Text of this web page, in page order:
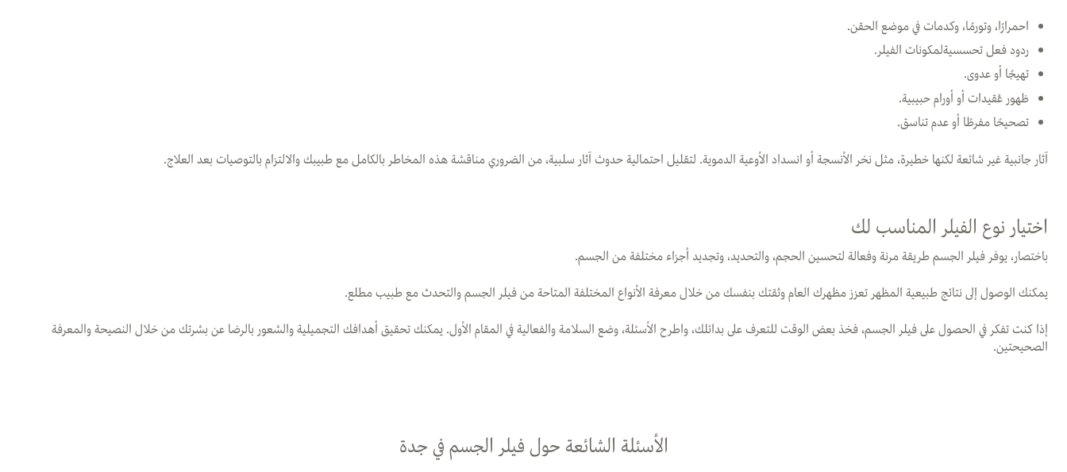
احمرارًا، وتورمًا، وكدمات في موضع الحقن.
ردود فعل تحسسيةلمكونات الفيلر.
تهيجًا أو عدوى.
ظهور عُقيدات أو أورام حبيبية.
تصحيحًا مفرطًا أو عدم تناسق.
آثار جانبية غير شائعة لكنها خطيرة، مثل نخر الأنسجة أو انسداد الأوعية الدموية. لتقليل احتمالية حدوث آثار سلبية، من الضروري مناقشة هذه المخاطر بالكامل مع طبيبك والالتزام بالتوصيات بعد العلاج.
اختيار نوع الفيلر المناسب لك
باختصار، يوفر فيلر الجسم طريقة مرنة وفعالة لتحسين الحجم، والتحديد، وتجديد أجزاء مختلفة من الجسم.
يمكنك الوصول إلى نتائج طبيعية المظهر تعزز مظهرك العام وثقتك بنفسك من خلال معرفة الأنواع المختلفة المتاحة من فيلر الجسم والتحدث مع طبيب مطلع.
إذا كنت تفكر في الحصول على فيلر الجسم، فخذ بعض الوقت للتعرف على بدائلك، واطرح الأسئلة، وضع السلامة والفعالية في المقام الأول. يمكنك تحقيق أهدافك التجميلية والشعور بالرضا عن بشرتك من خلال النصيحة والمعرفة
الصحيحتين.
الأسئلة الشائعة حول فيلر الجسم في جدة